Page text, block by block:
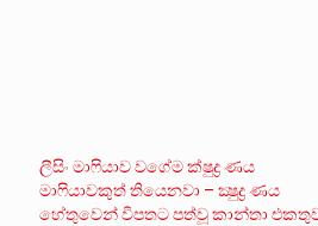
ලීසිං මාෆියාව වගේම ක්ෂුද්‍ර ණය
මාෆියාවකුත් තියෙනවා – ක්‍ෂුද්‍ර ණය
හේතුවෙන් විපතට පත්වූ කාන්තා